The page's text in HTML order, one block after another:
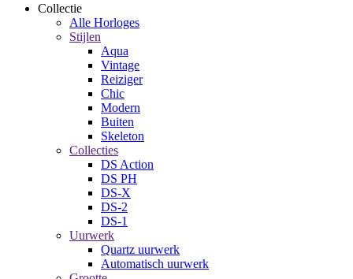
Collectie
Alle Horloges
Stijlen
Aqua
Vintage
Reiziger
Chic
Modern
Buiten
Skeleton
Collecties
DS Action
DS PH
DS-X
DS-2
DS-1
Uurwerk
Quartz uurwerk
Automatisch uurwerk